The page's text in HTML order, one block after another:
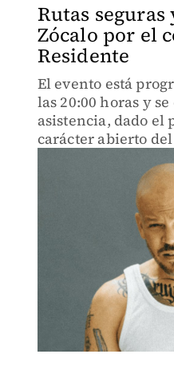
Rutas
Zócalo por el
Residente
El evento está
las 20:00 horas y
asistencia, dado
carácter abierto